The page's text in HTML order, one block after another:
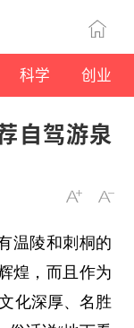
科学 创业
自驾游泉
温陵和刺桐的
煌，而且作为
化深厚、名胜